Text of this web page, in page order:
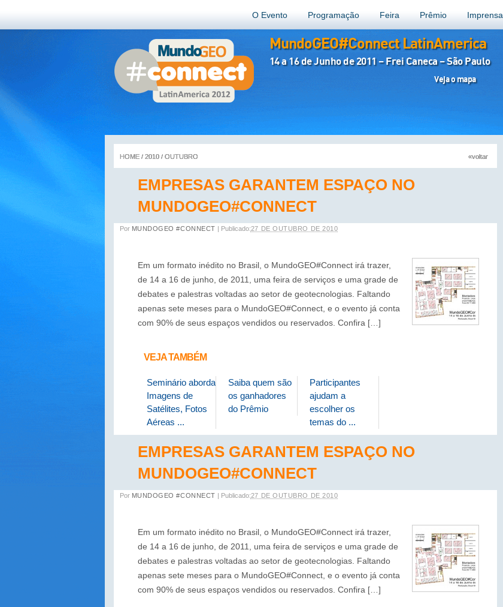
O Evento Programação Feira Prêmio Imprensa
MundoGEO#Connect LatinAmerica
14 a 16 de Junho de 2011 – Frei Caneca – São Paulo
Veja o mapa
EMPRESAS GARANTEM ESPAÇO NO
MUNDOGEO#CONNECT
HOME/ 2010/ OUTUBRO «voltar
Por MUNDOGEO #CONNECT | Publicado:27 DE OUTUBRO DE 2010
Em um formato inédito no Brasil, o MundoGEO#Connect irá trazer,
de 14 a 16 de junho, de 2011, uma feira de serviços e uma grade de
debates e palestras voltadas ao setor de geotecnologias. Faltando
apenas sete meses para o MundoGEO#Connect, e o evento já conta
com 90% de seus espaços vendidos ou reservados. Confira […]
VEJA TAMBÉM
Seminário aborda
Imagens de
Satélites, Fotos
Aéreas ...
Saiba quem são
os ganhadores
do Prêmio
Participantes
ajudam a
escolher os
temas do ...
EMPRESAS GARANTEM ESPAÇO NO
MUNDOGEO#CONNECT
HOME/ 2010/ OUTUBRO «voltar
Por MUNDOGEO #CONNECT | Publicado:27 DE OUTUBRO DE 2010
Em um formato inédito no Brasil, o MundoGEO#Connect irá trazer,
de 14 a 16 de junho, de 2011, uma feira de serviços e uma grade de
debates e palestras voltadas ao setor de geotecnologias. Faltando
apenas sete meses para o MundoGEO#Connect, e o evento já conta
com 90% de seus espaços vendidos ou reservados. Confira […]
HOME/ 2010/ OUTUBRO «voltar
HOME/ 2010/ OUTUBRO «voltar